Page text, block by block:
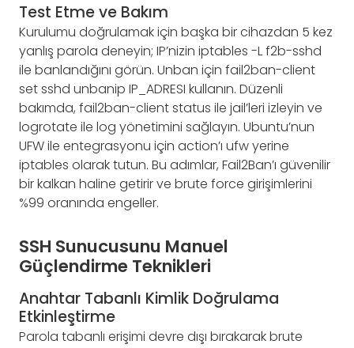
Test Etme ve Bakım
Kurulumu doğrulamak için başka bir cihazdan 5 kez
yanlış parola deneyin; IP’nizin iptables -L f2b-sshd
ile banlandığını görün. Unban için fail2ban-client
set sshd unbanip IP_ADRESI kullanın. Düzenli
bakımda, fail2ban-client status ile jail’leri izleyin ve
logrotate ile log yönetimini sağlayın. Ubuntu’nun
UFW ile entegrasyonu için action’ı ufw yerine
iptables olarak tutun. Bu adımlar, Fail2Ban’ı güvenilir
bir kalkan haline getirir ve brute force girişimlerini
%99 oranında engeller.
SSH Sunucusunu Manuel
Güçlendirme Teknikleri
Anahtar Tabanlı Kimlik Doğrulama
Etkinleştirme
Parola tabanlı erişimi devre dışı bırakarak brute